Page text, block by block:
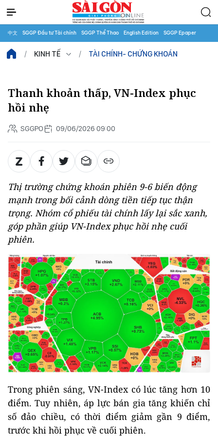
中文 SGGP Đầu tư Tài chính SGGP Thể Thao English Edition SGGP Epaper
KINH TẾ TÀI CHÍNH- CHỨNG KHOÁN
Thanh khoản thấp, VN-Index phục
hồi nhẹ
SGGPO 09/06/2026 09:00
Thị trường chứng khoán phiên 9-6 biến động
mạnh trong bối cảnh dòng tiền tiếp tục thận
trọng. Nhóm cổ phiếu tài chính lấy lại sắc xanh,
góp phần giúp VN-Index phục hồi nhẹ cuối
phiên.
Trong phiên sáng, VN-Index có lúc tăng hơn 10
điểm. Tuy nhiên, áp lực bán gia tăng khiến chỉ
số đảo chiều, có thời điểm giảm gần 9 điểm,
trước khi hồi phục về cuối phiên.